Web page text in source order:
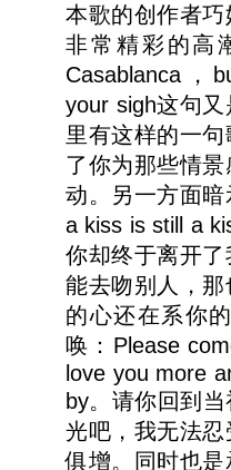
本歌的创作者
非常精彩的高
Casablanca，
your sigh这句
里有这样的一
了你为那些情
动。另一方面
a kiss is still a
你却终于离开
能去吻别人，
的心还在系你
唤：Please
love you more
by。请你回到
光吧，我无法
俱增。同时也